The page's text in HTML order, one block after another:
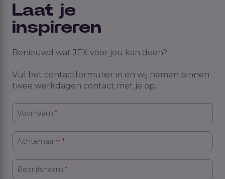
Laat je
inspireren
Benieuwd wat JEX voor jou kan doen?
Vul het contactformulier in en wij nemen binnen
twee werkdagen contact met je op.
Voornaam *
Achternaam *
Bedrijfsnaam *